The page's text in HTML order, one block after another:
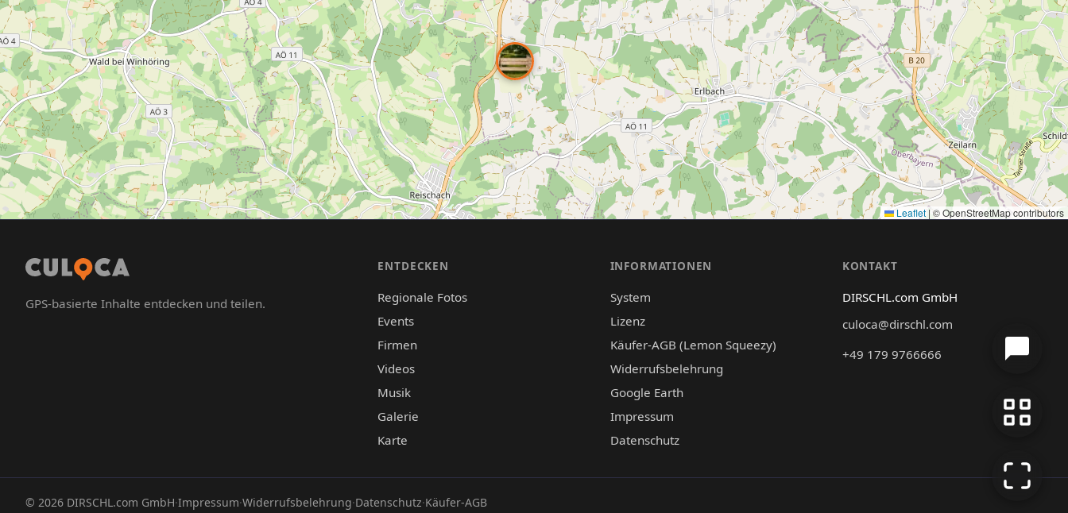
Leaflet | © OpenStreetMap contributors
GPS-basierte Inhalte entdecken und teilen.
ENTDECKEN
Regionale Fotos
Events
Firmen
Videos
Musik
Galerie
Karte
INFORMATIONEN
System
Lizenz
Käufer-AGB (Lemon Squeezy)
Widerrufsbelehrung
Google Earth
Impressum
Datenschutz
KONTAKT
DIRSCHL.com GmbH
culoca@dirschl.com
+49 179 9766666
© 2026 DIRSCHL.com GmbH·Impressum·Widerrufsbelehrung·Datenschutz·Käufer-AGB